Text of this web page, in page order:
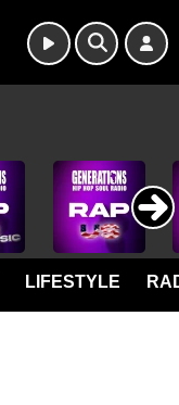
LIFESTYLE